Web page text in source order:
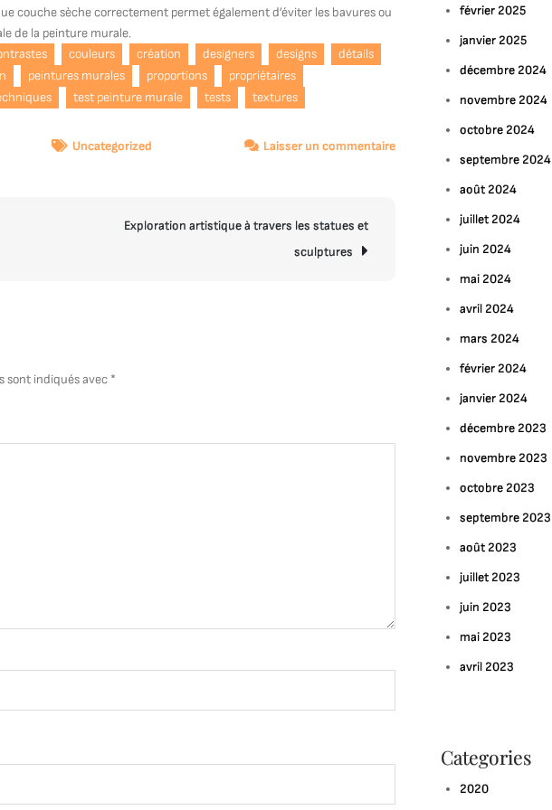
couche sèche correctement permet également d’éviter les bavures ou
de la peinture murale.
couleurs création designers designs
détails
peintures murales proportions
propriétaires
test peinture murale tests textures
Uncategorized Laisser un commentairesur
Exploration
Exploration artistique à travers les statues et
sculptures
sont indiqués avec *
février 2025
janvier 2025
décembre 2024
novembre 2024
octobre 2024
septembre 2024
août 2024
juillet 2024
juin 2024
mai 2024
avril 2024
mars 2024
février 2024
janvier 2024
décembre 2023
novembre 2023
octobre 2023
septembre 2023
août 2023
juillet 2023
juin 2023
mai 2023
avril 2023
Categories
2020